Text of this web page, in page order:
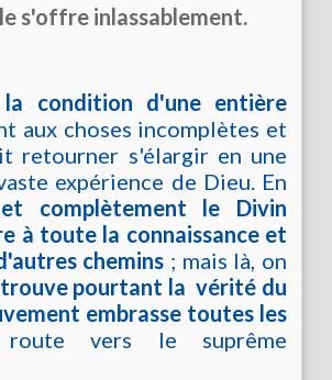
s'offre inlassablement.
condition d'une entière
aux choses incomplètes et
retourner s'élargir en une
expérience de Dieu. En
complètement le Divin
à toute la connaissance et
chemins ; mais là, on
pourtant la vérité du
embrasse toutes les
vers le suprême